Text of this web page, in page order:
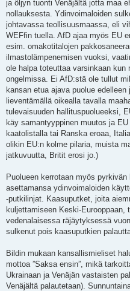
ja öljyn tuonti Venäjältä jotta maa
nollauksesta. Ydinvoimaloiden
johtavassa teollisuusmaassa, eli
WEFfin tuella. AfD ajaa myös EU
esim. omakotitalojen
ilmastolämpenemisen vuoksi,
ole halpa toteuttaa varsinkaan
ongelmissa. Ei AfD:stä ole tullut
kansan etua ajava puolue
lieventämällä oikealla tavalla
tulevaisuuden hallituspuolueeksi,
käy samantyyppinen muutos ja
kaatolistalla tai Ranska eroaa,
olikin EU:n kolme pilaria, muista
jatkuvuutta, Britit erosi jo.)
Puolueen kerrotaan myös
asettamansa ydinvoimaloiden
-putkilinjat. Kaasuputket, joita
kuljettamiseen Keski-Eurooppaan,
vedenalaisessa räjäytyksessä
sulkenut pois kaasuputkien
Bildin mukaan kansallismieliset
mottoa ”Saksa ensin”, mikä
Ukrainaan ja Venäjän vastaisten
Venäjältä palautetaan).